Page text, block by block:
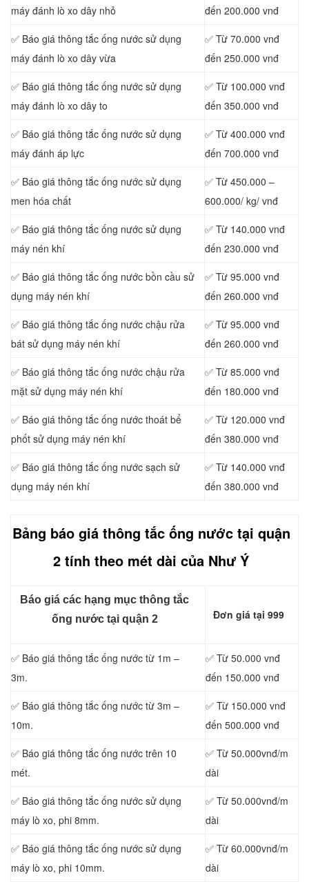
máy đánh lò xo dây nhỏ
đến 200.000 vnđ
✅ Báo giá thông tắc ống nước sử dụng
máy đánh lò xo dây vừa
✅ Từ 70.000 vnđ
đến 250.000 vnđ
✅ Báo giá thông tắc ống nước sử dụng
máy đánh lò xo dây to
✅ Từ 100.000 vnđ
đến 350.000 vnđ
✅ Báo giá thông tắc ống nước sử dụng
máy đánh áp lực
✅ Từ 400.000 vnđ
đến 700.000 vnđ
✅ Báo giá thông tắc ống nước sử dụng
men hóa chất
✅ Từ 450.000 –
600.000/ kg/ vnđ
✅ Báo giá thông tắc ống nước sử dụng
máy nén khí
✅ Từ 140.000 vnđ
đến 230.000 vnđ
✅ Báo giá thông tắc ống nước bồn cầu sử
dụng máy nén khí
✅ Từ 95.000 vnđ
đến 260.000 vnđ
✅ Báo giá thông tắc ống nước chậu rửa
bát sử dụng máy nén khí
✅ Từ 95.000 vnđ
đến 260.000 vnđ
✅ Báo giá thông tắc ống nước chậu rửa
mặt sử dụng máy nén khí
✅ Từ 85.000 vnđ
đến 180.000 vnđ
✅ Báo giá thông tắc ống nước thoát bể
phốt sử dụng máy nén khí
✅ Từ 120.000 vnđ
đến 380.000 vnđ
✅ Báo giá thông tắc ống nước sạch sử
dụng máy nén khí
✅ Từ 140.000 vnđ
đến 380.000 vnđ
Bảng báo giá thông tắc ống nước tại quận
2 tính theo mét dài của Như Ý
Báo giá các hạng mục thông tắc
ống nước tại quận 2
Đơn giá tại 999
✅ Báo giá thông tắc ống nước từ 1m –
3m.
✅ Từ 50.000 vnđ
đến 150.000 vnđ
✅ Báo giá thông tắc ống nước từ 3m –
10m.
✅ Từ 150.000 vnđ
đến 500.000 vnđ
✅ Báo giá thông tắc ống nước trên 10
mét.
✅ Từ 50.000vnđ/m
dài
✅ Báo giá thông tắc ống nước sử dụng
máy lò xo, phi 8mm.
✅ Từ 50.000vnđ/m
dài
✅ Báo giá thông tắc ống nước sử dụng
máy lò xo, phi 10mm.
✅ Từ 60.000vnđ/m
dài